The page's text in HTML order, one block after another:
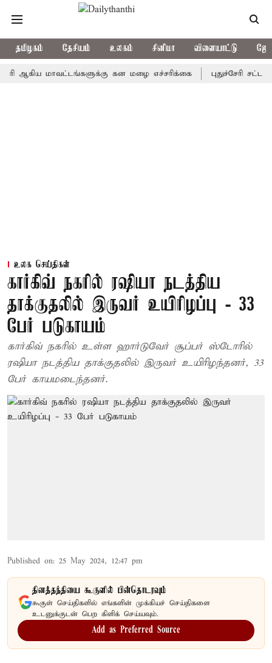
தமிழகம் தேசியம் உலகம் சினிமா விளையாட்டு
மாவட்டங்களுக்கு கன மழை எச்சரிக்கை புதுச்சேரி
உலக செய்திகள்
கார்கிவ் நகரில் ரஷியா நடத்திய
தாக்குதலில் இருவர் உயிரிழப்பு - 33
பேர் படுகாயம்
கார்கிவ் நகரில் உள்ள ஹார்டுவேர் சூப்பர் ஸ்டோரில்
ரஷியா நடத்திய தாக்குதலில் இருவர் உயிரிழந்தனர், 33
பேர் காயமடைந்தனர்.
Published on: 25 May 2024, 12:47 pm
தினத்தந்தியை கூகுளில் பின்தொடரவும்
கூகுள் செய்திகளில் எங்களின் முக்கியச் செய்திகளை
உடனுக்குடன் பெற கிளிக் செய்யவும்.
Add as Preferred Source